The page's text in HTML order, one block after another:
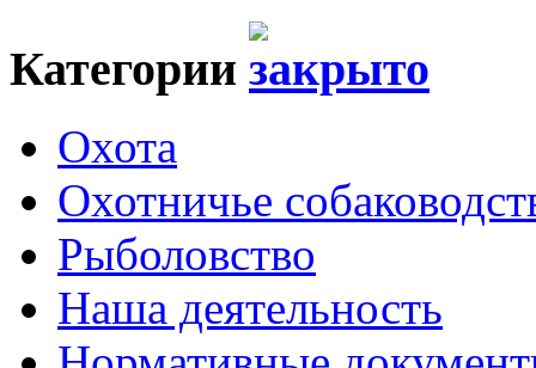
Категории
Охота
Охотничье
Рыболовство
Наша деятельность